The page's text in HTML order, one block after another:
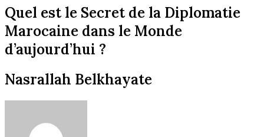
Quel est le Secret de la Diplomatie
Marocaine dans le Monde
d’aujourd’hui ?
Nasrallah Belkhayate